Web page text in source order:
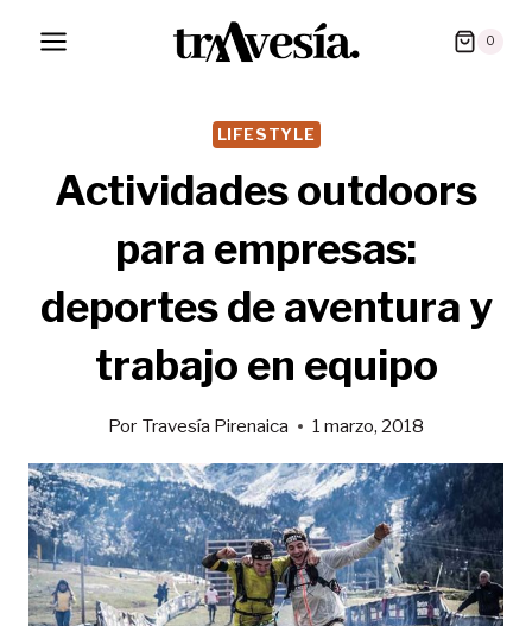
0
LIFESTYLE
Actividades outdoors
para empresas:
deportes de aventura y
trabajo en equipo
Por Travesía Pirenaica 1 marzo, 2018